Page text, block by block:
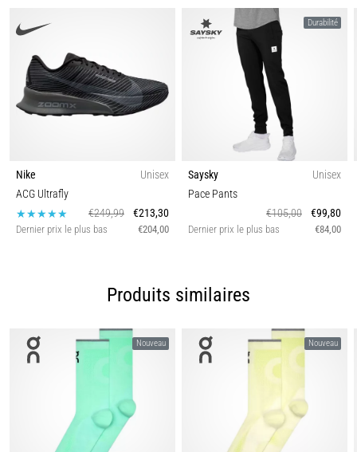
les
articles
Nike
Unisex
ACG Ultrafly
€249,99
€213,30
Dernier prix le plus bas €204,00
Durabilité
Saysky
Unisex
Pace Pants
€105,00
€99,80
Dernier prix le plus bas €84,00
Produits similaires
Nouveau Nouveau